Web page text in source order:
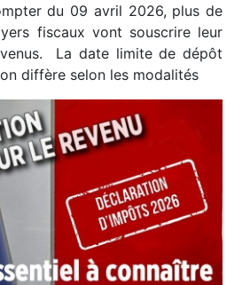
du 09 avril 2026, plus de
fiscaux vont souscrire leur
La date limite de dépôt
diffère selon les modalités